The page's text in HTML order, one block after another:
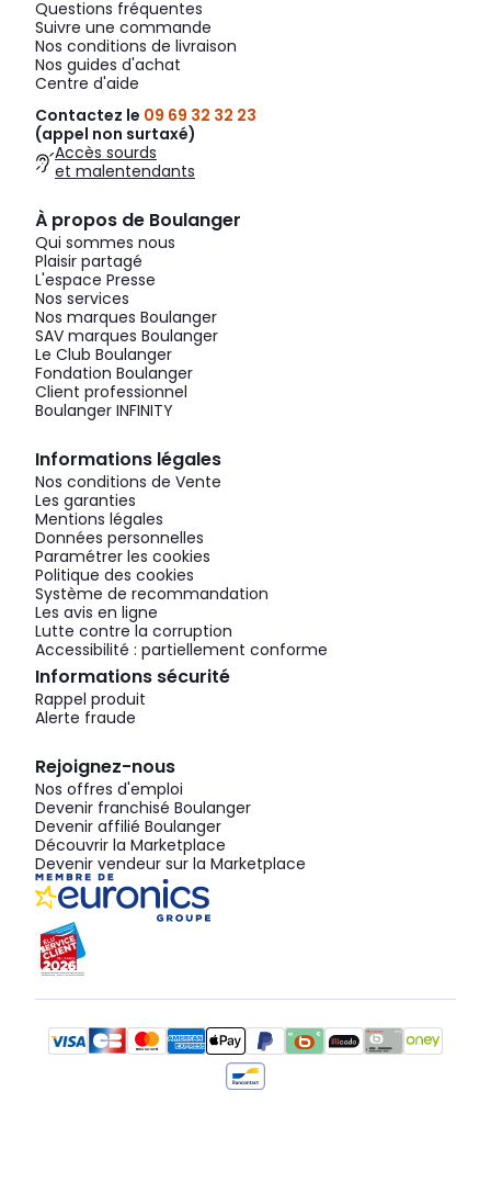
Questions fréquentes
Suivre une commande
Nos conditions de livraison
Nos guides d'achat
Centre d'aide
Contactez le 09 69 32 32 23
(appel non surtaxé)
Accès sourds
et malentendants
À propos de Boulanger
Qui sommes nous
Plaisir partagé
L'espace Presse
Nos services
Nos marques Boulanger
SAV marques Boulanger
Le Club Boulanger
Fondation Boulanger
Client professionnel
Boulanger INFINITY
Informations légales
Nos conditions de Vente
Les garanties
Mentions légales
Données personnelles
Paramétrer les cookies
Politique des cookies
Système de recommandation
Les avis en ligne
Lutte contre la corruption
Accessibilité : partiellement conforme
Informations sécurité
Rappel produit
Alerte fraude
Rejoignez-nous
Nos offres d'emploi
Devenir franchisé Boulanger
Devenir affilié Boulanger
Découvrir la Marketplace
Devenir vendeur sur la Marketplace